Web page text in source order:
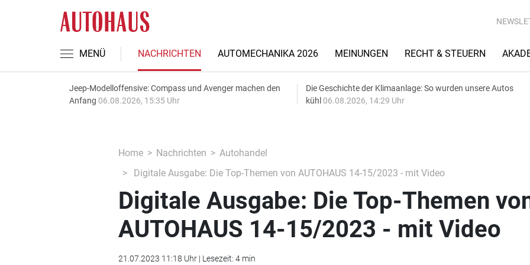
MENÜ NACHRICHTEN AUTOMECHANIKA 2026 MEINUNGEN RECHT & STEUERN
Jeep-Modelloffensive: Compass und Avenger machen den
Anfang 06.08.2026, 15:35 Uhr
Die Geschichte der Klimaanlage: So wurden unsere Autos
kühl 06.08.2026, 14:29 Uhr
Home Nachrichten
Autohandel
Digitale Ausgabe: Die Top-Themen von AUTOHAUS 14-15/2023 - mit Video
Digitale Ausgabe: Die Top-Themen
AUTOHAUS 14-15/2023 - mit Video
21.07.2023 11:18 Uhr | Lesezeit: 4 min